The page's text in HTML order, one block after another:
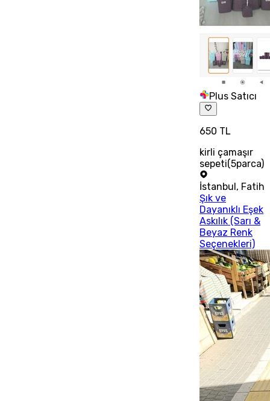
Plus Satıcı
650 TL
kirli çamaşır
sepeti(5parca)
İstanbul, Fatih
Şık ve
Dayanıklı Eşek
Askılık (Sarı &
Beyaz Renk
Seçenekleri)